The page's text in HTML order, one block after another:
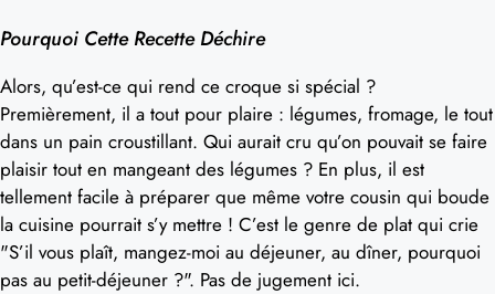
Pourquoi Cette Recette Déchire
Alors, qu’est-ce qui rend ce croque si spécial ?
Premièrement, il a tout pour plaire : légumes, fromage, le tout
dans un pain croustillant. Qui aurait cru qu’on pouvait se faire
plaisir tout en mangeant des légumes ? En plus, il est
tellement facile à préparer que même votre cousin qui boude
la cuisine pourrait s’y mettre ! C’est le genre de plat qui crie
"S’il vous plaît, mangez-moi au déjeuner, au dîner, pourquoi
pas au petit-déjeuner ?". Pas de jugement ici.